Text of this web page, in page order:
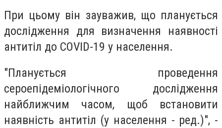
При цьому він зауважив, що планується
дослідження для визначення наявності
антитіл до COVID-19 у населення.
"Планується проведення
сероепідеміологічного дослідження
найближчим часом, щоб встановити
наявність антитіл (у населення - ред.)", -